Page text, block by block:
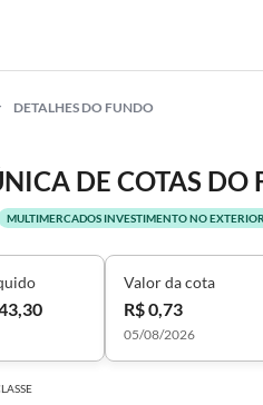
DETALHES DO FUNDO
MULTIMERCADOS INVESTIMENTO NO EXTERIOR
Valor da cota
R$ 0,73
05/08/2026